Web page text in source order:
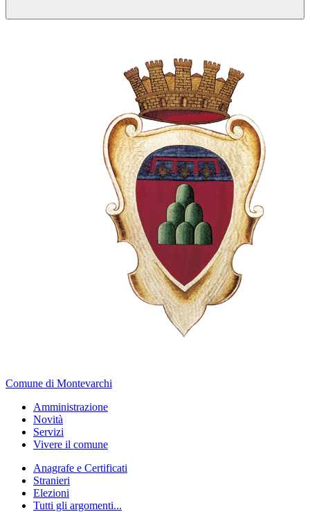
Comune di Montevarchi
Amministrazione
Novità
Servizi
Vivere il comune
Anagrafe e Certificati
Stranieri
Elezioni
Tutti gli argomenti...